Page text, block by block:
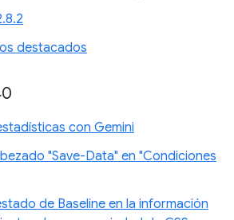
destacados
con Gemini
"Save-Data" en "Condiciones
de Baseline en la información